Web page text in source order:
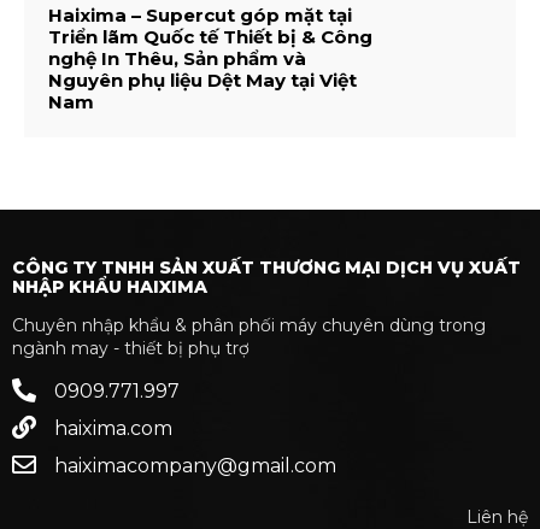
Haixima – Supercut góp mặt tại
Triển lãm Quốc tế Thiết bị & Công
nghệ In Thêu, Sản phẩm và
Nguyên phụ liệu Dệt May tại Việt
Nam
CÔNG TY TNHH SẢN XUẤT THƯƠNG MẠI DỊCH VỤ XUẤT
NHẬP KHẨU HAIXIMA
Chuyên nhập khẩu & phân phối máy chuyên dùng trong
ngành may - thiết bị phụ trợ
0909.771.997
haixima.com
haiximacompany@gmail.com
Liên hệ